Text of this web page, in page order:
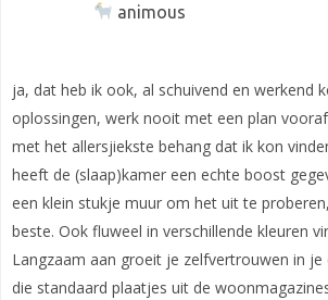
animous
ja, dat heb ik ook, al schuivend en werkend
oplossingen, werk nooit met een plan
met het allersjiekste behang dat ik kon
heeft de (slaap)kamer een echte boost
een klein stukje muur om het uit te
beste. Ook fluweel in verschillende kleuren
Langzaam aan groeit je zelfvertrouwen in je
die standaard plaatjes uit de